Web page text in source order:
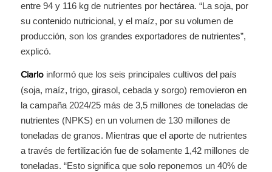
entre 94 y 116 kg de nutrientes por hectárea. “La soja, por
su contenido nutricional, y el maíz, por su volumen de
producción, son los grandes exportadores de nutrientes”,
explicó.
Ciarlo informó que los seis principales cultivos del país
(soja, maíz, trigo, girasol, cebada y sorgo) removieron en
la campaña 2024/25 más de 3,5 millones de toneladas de
nutrientes (NPKS) en un volumen de 130 millones de
toneladas de granos. Mientras que el aporte de nutrientes
a través de fertilización fue de solamente 1,42 millones de
toneladas. “Esto significa que solo reponemos un 40% de